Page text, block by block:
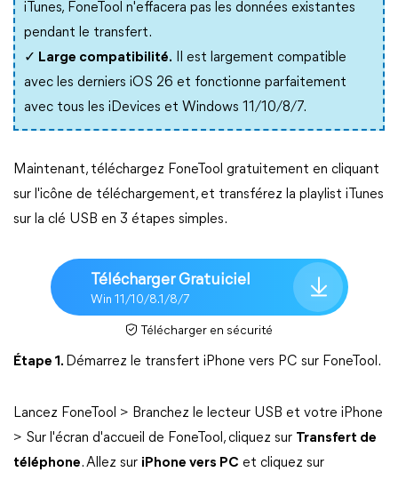
iTunes, FoneTool n'effacera pas les données existantes
pendant le transfert.
✓ Large compatibilité. Il est largement compatible
avec les derniers iOS 26 et fonctionne parfaitement
avec tous les iDevices et Windows 11/10/8/7.
Maintenant, téléchargez FoneTool gratuitement en cliquant
sur l'icône de téléchargement, et transférez la playlist iTunes
sur la clé USB en 3 étapes simples.
Télécharger Gratuiciel
Win 11/10/8.1/8/7
Télécharger en sécurité
Étape 1. Démarrez le transfert iPhone vers PC sur FoneTool.
Lancez FoneTool > Branchez le lecteur USB et votre iPhone
> Sur l'écran d'accueil de FoneTool, cliquez sur Transfert de
téléphone. Allez sur iPhone vers PC et cliquez sur